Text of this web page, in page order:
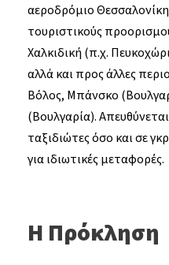
αεροδρόμιο
τουριστικούς
Χαλκιδική (π.χ.
αλλά και προς άλλες
Βόλος, Μπάνσκο
(Βουλγαρία).
ταξιδιώτες όσο και σε
για ιδιωτικές μεταφορές.
Η Πρόκληση